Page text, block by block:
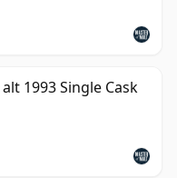
1993 Single Cask